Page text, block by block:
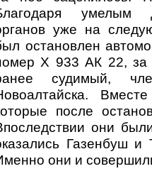
умелым
уже на
остановлен
Х 933 АК 22, за
судимый,
после
они
Газенбуш
они и